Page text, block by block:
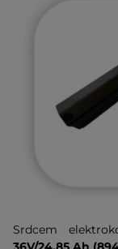
Srdcem